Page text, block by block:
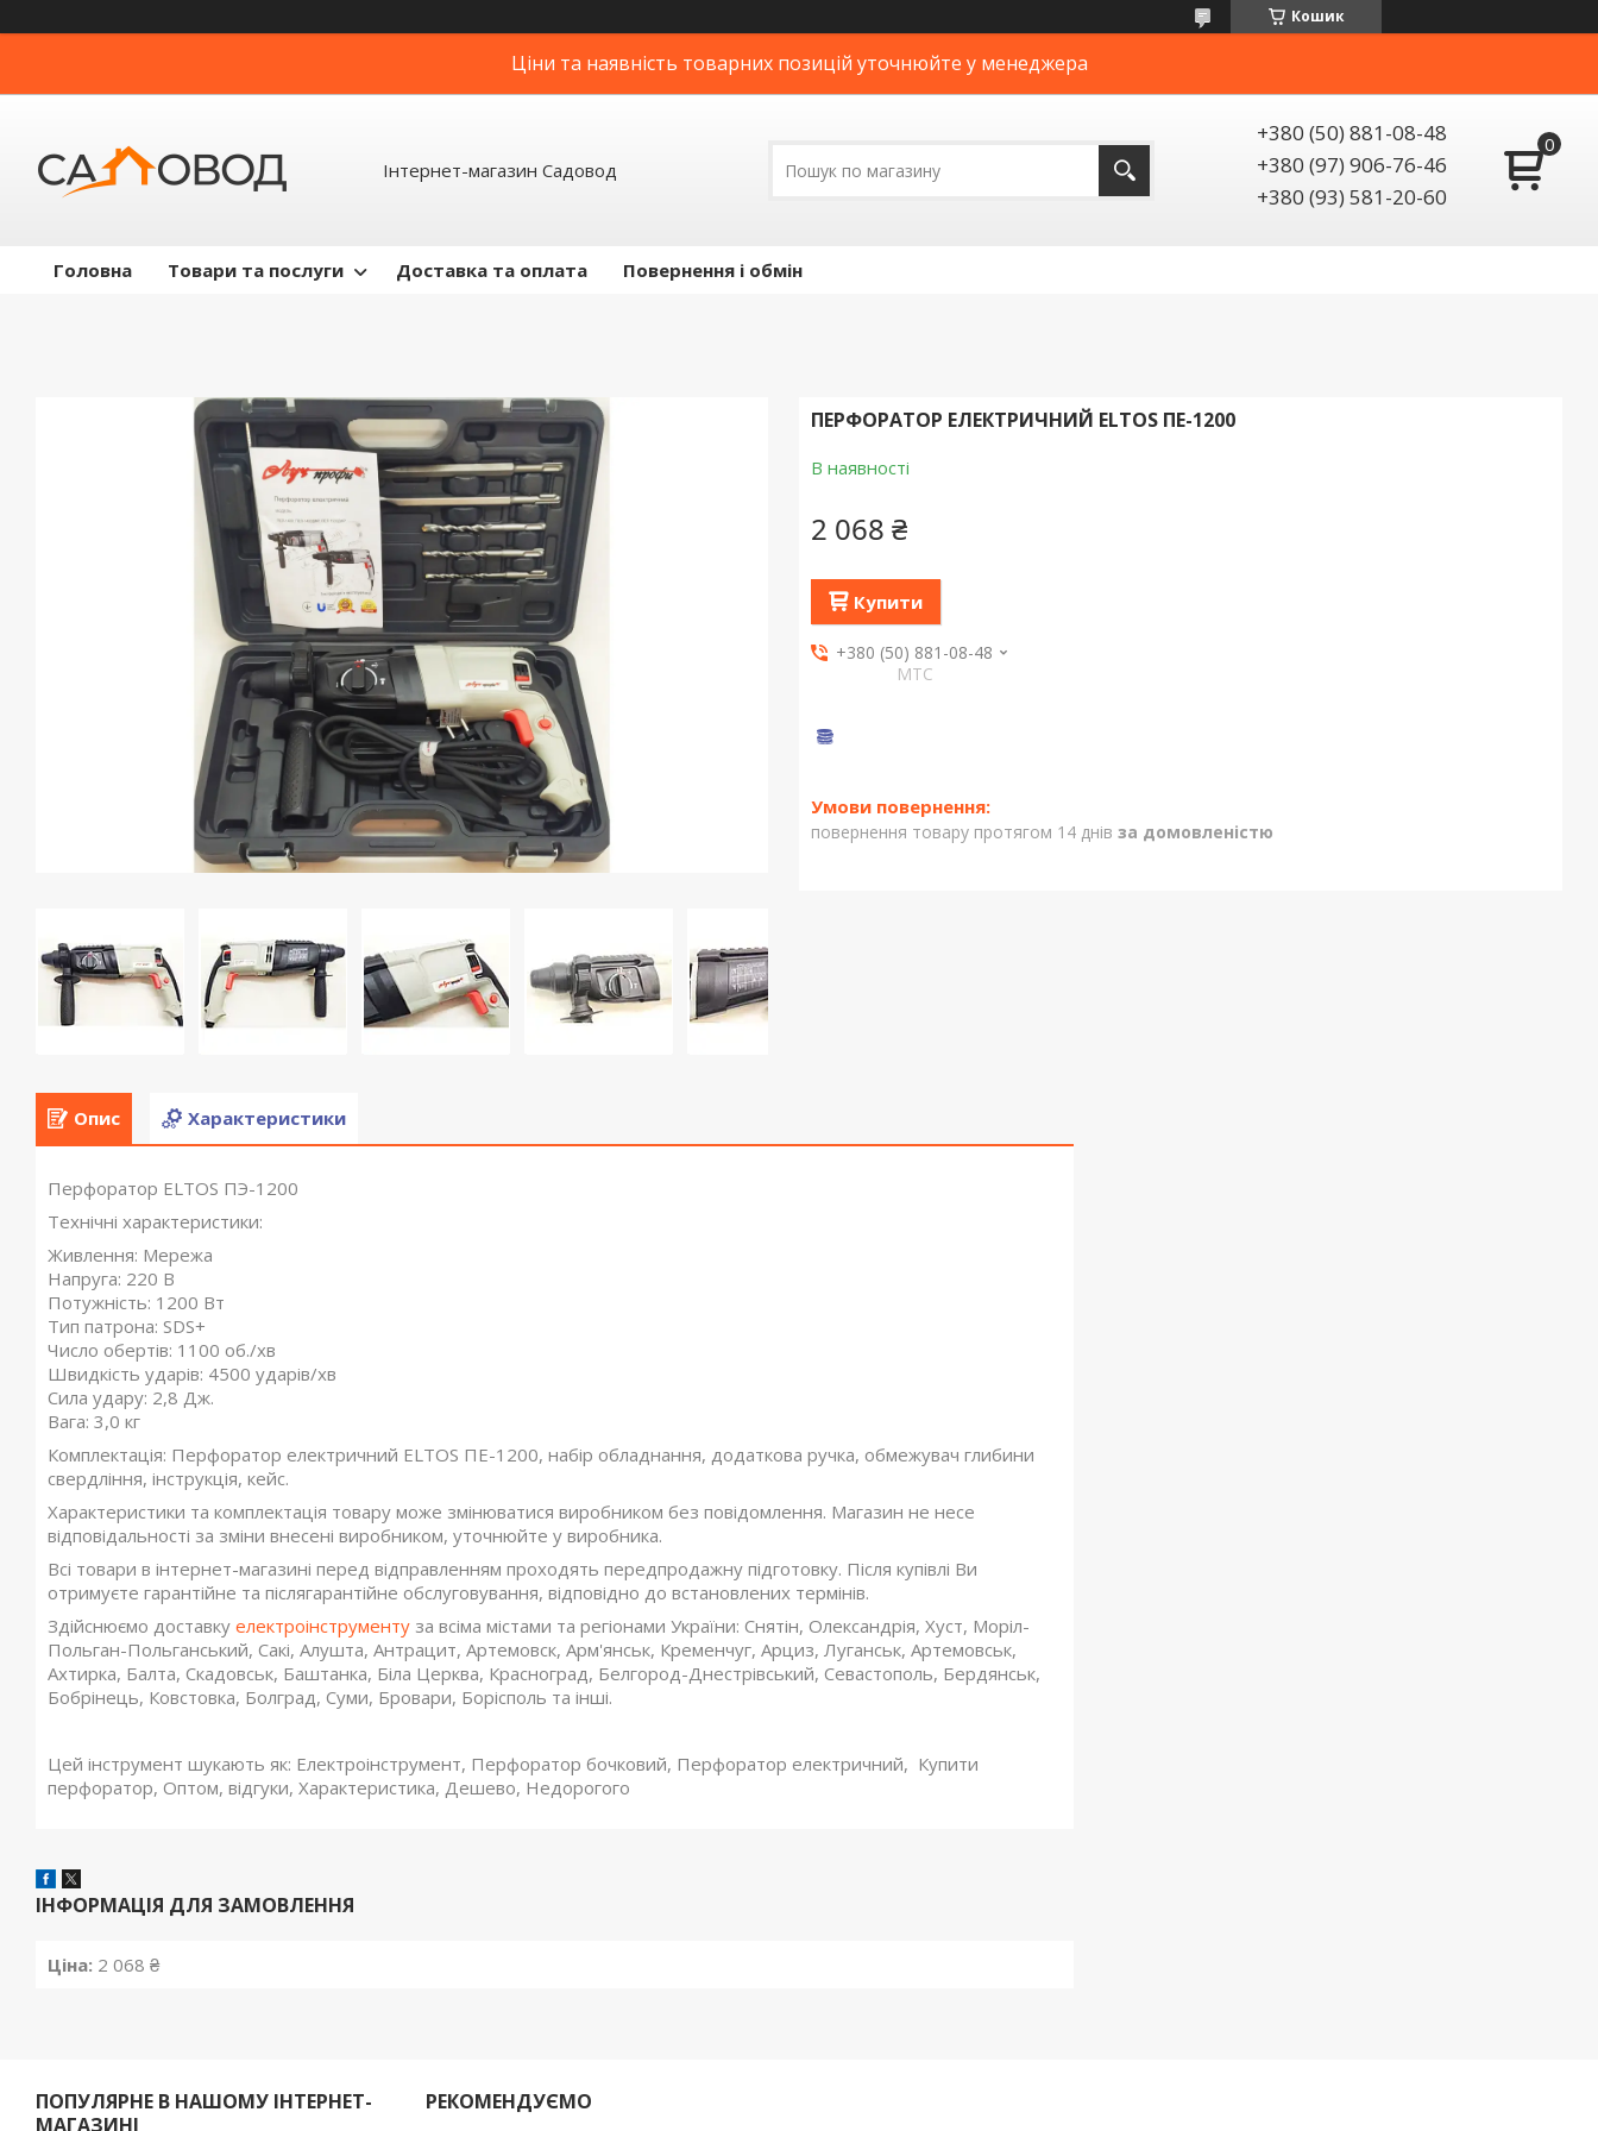
Кошик
Ціни та наявність товарних позицій уточнюйте у менеджера
Інтернет-магазин Садовод
+380 (50) 881-08-48
+380 (97) 906-76-46
+380 (93) 581-20-60
Головна Товари та послуги Доставка та оплата Повернення і обмін
ПЕРФОРАТОР ЕЛЕКТРИЧНИЙ ELTOS ПЕ-1200
В наявності
2 068 ₴
Купити
+380 (50) 881-08-48
МТС
повернення товару протягом 14 днів за домовленістю
Опис Характеристики
Перфоратор ELTOS ПЭ-1200
Технічні характеристики:
Живлення: Мережа
Напруга: 220 В
Потужність: 1200 Вт
Тип патрона: SDS+
Число обертів: 1100 об./хв
Швидкість ударів: 4500 ударів/хв
Сила удару: 2,8 Дж.
Вага: 3,0 кг
Комплектація: Перфоратор електричний ELTOS ПЕ-1200, набір обладнання, додаткова ручка, обмежувач глибини
свердління, інструкція, кейс.
Характеристики та комплектація товару може змінюватися виробником без повідомлення. Магазин не несе
відповідальності за зміни внесені виробником, уточнюйте у виробника.
Всі товари в інтернет-магазині перед відправленням проходять передпродажну підготовку. Після купівлі Ви
отримуєте гарантійне та післягарантійне обслуговування, відповідно до встановлених термінів.
Здійснюємо доставку електроінструменту за всіма містами та регіонами України: Снятін, Олександрія, Хуст, Моріл-
Польган-Польганський, Сакі, Алушта, Антрацит, Артемовск, Арм'янськ, Кременчуг, Арциз, Луганськ, Артемовськ,
Ахтирка, Балта, Скадовськ, Баштанка, Біла Церква, Красноград, Белгород-Днестрівський, Севастополь, Бердянськ,
Бобрінець, Ковстовка, Болград, Суми, Бровари, Борісполь та інші.
Цей інструмент шукають як: Електроінструмент, Перфоратор бочковий, Перфоратор електричний, Купити
перфоратор, Оптом, відгуки, Характеристика, Дешево, Недорогого
ІНФОРМАЦІЯ ДЛЯ ЗАМОВЛЕННЯ
Ціна: 2 068 ₴
ПОПУЛЯРНЕ В НАШОМУ ІНТЕРНЕТ-
МАГАЗИНІ
РЕКОМЕНДУЄМО